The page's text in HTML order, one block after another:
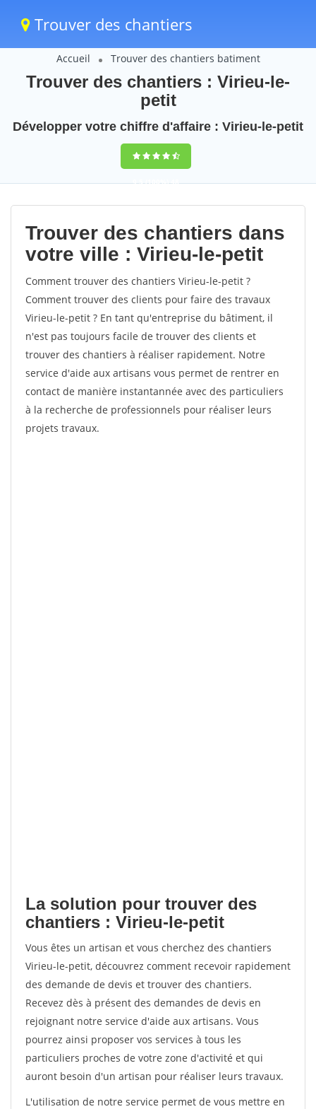
Trouver des chantiers
Accueil Trouver des chantiers batiment
Trouver des chantiers : Virieu-le-
petit
Développer votre chiffre d'affaire : Virieu-le-petit
9,5(100%)48
votes
Trouver des chantiers dans
votre ville : Virieu-le-petit
Comment trouver des chantiers Virieu-le-petit ?
Comment trouver des clients pour faire des travaux
Virieu-le-petit ? En tant qu'entreprise du bâtiment, il
n'est pas toujours facile de trouver des clients et
trouver des chantiers à réaliser rapidement. Notre
service d'aide aux artisans vous permet de rentrer en
contact de manière instantannée avec des particuliers
à la recherche de professionnels pour réaliser leurs
projets travaux.
La solution pour trouver des
chantiers : Virieu-le-petit
Vous êtes un artisan et vous cherchez des chantiers
Virieu-le-petit, découvrez comment recevoir rapidement
des demande de devis et trouver des chantiers.
Recevez dès à présent des demandes de devis en
rejoignant notre service d'aide aux artisans. Vous
pourrez ainsi proposer vos services à tous les
particuliers proches de votre zone d'activité et qui
auront besoin d'un artisan pour réaliser leurs travaux.
L'utilisation de notre service permet de vous mettre en